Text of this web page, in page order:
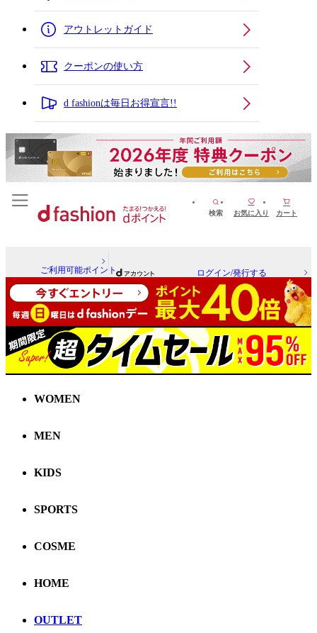
アウトレットガイド
クーポンの使い方
d fashionは毎日お得宣言!!
検索 お気に入り カート
ご利用可能ポイント ログイン/発行する
WOMEN
MEN
KIDS
SPORTS
COSME
HOME
OUTLET